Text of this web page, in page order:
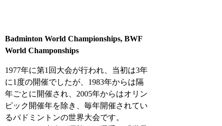
Badminton World Championships, BWF
World Champonships
1977年に第1回大会が行われ、当初は3年
に1度の開催でしたが、1983年からは隔
年ごとに開催され、2005年からはオリン
ピック開催年を除き、毎年開催されてい
るバドミントンの世界大会です。